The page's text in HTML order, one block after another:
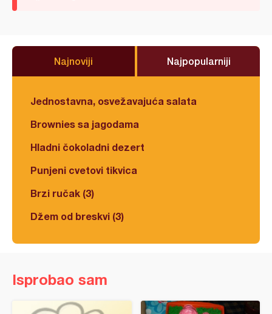
Najnoviji Najpopularniji
Jednostavna, osvežavajuća salata
Brownies sa jagodama
Hladni čokoladni dezert
Punjeni cvetovi tikvica
Brzi ručak (3)
Džem od breskvi (3)
Isprobao sam